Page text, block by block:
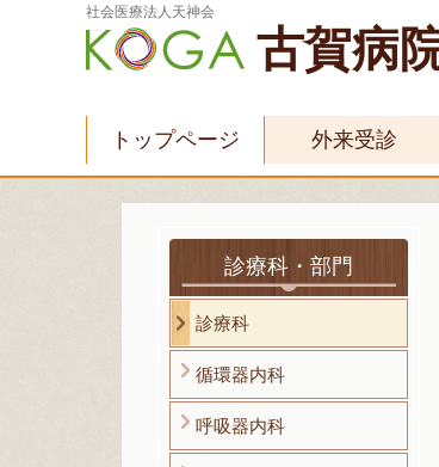
社会医療法人天神会
古賀病
トップページ 外来受診
診療科・部門
診療科
循環器内科
呼吸器内科